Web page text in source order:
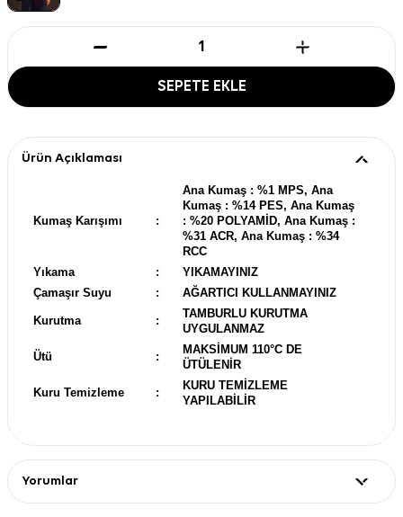
SEPETE EKLE
Ürün Açıklaması
Kumaş Karışımı :
Ana Kumaş : %1 MPS, Ana
Kumaş : %14 PES, Ana Kumaş
: %20 POLYAMİD, Ana Kumaş :
%31 ACR, Ana Kumaş : %34
RCC
Yıkama
:
YIKAMAYINIZ
Çamaşır Suyu
: AĞARTICI KULLANMAYINIZ
Kurutma :
TAMBURLU KURUTMA
UYGULANMAZ
Ütü :
MAKSİMUM 110°C DE
ÜTÜLENİR
Kuru Temizleme :
KURU TEMİZLEME
YAPILABİLİR
Yorumlar